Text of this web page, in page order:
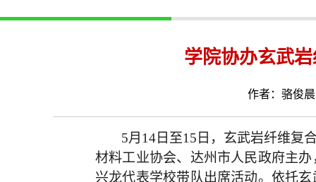
学院协办玄武
作者：骆俊
5月 14日至15 日，玄武岩纤维复
材料工业协会、达州市人民政府主
兴龙代表学校带队出席活动。依托